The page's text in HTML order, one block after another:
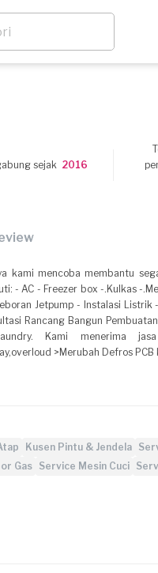
sejak 2016
kami mencoba membantu
- AC - Freezer box -.Kulkas -
Jetpump - Instalasi
Rancang Bangun
Kami menerima
>Merubah Defros
Kusen Pintu & Jendela
Gas Service Mesin Cuci